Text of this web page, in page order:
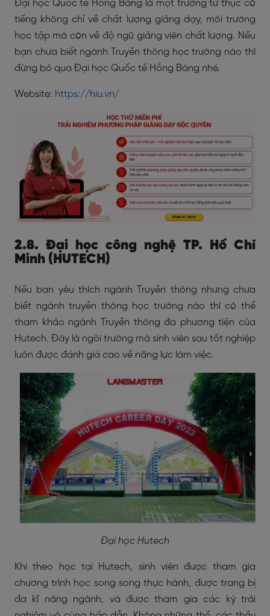
Đại học Quốc tế Hồng Bàng là một trường tư thục có
tiếng không chỉ về chất lượng giảng dạy, môi trường
học tập mà còn về độ ngũ giảng viên chất lượng. Nếu
bạn chưa biết ngành Truyền thông học trường nào thì
đừng bỏ qua Đại học Quốc tế Hồng Bàng nhé.
Website: https://hiu.vn/
2.8. Đại học công nghệ TP. Hồ Chí
Minh (HUTECH)
Nếu bạn yêu thích ngành Truyền thông nhưng chưa
biết ngành truyền thông học trường nào thì có thể
tham khảo ngành Truyền thông đa phương tiện của
Hutech. Đây là ngôi trường mà sinh viên sau tốt nghiệp
luôn được đánh giá cao về năng lực làm việc.
Đại học Hutech
Khi theo học tại Hutech, sinh viên được tham gia
chương trình học song song thực hành, được trang bị
đa kĩ năng ngành, và được tham gia các kỳ trải